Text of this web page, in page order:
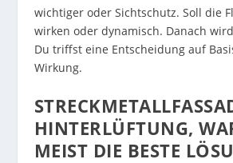
wichtiger oder Sichtschutz. Soll die
wirken oder dynamisch. Danach
Du triffst eine Entscheidung auf
Wirkung.
HINTERLÜFTUNG,
MEIST DIE BESTE